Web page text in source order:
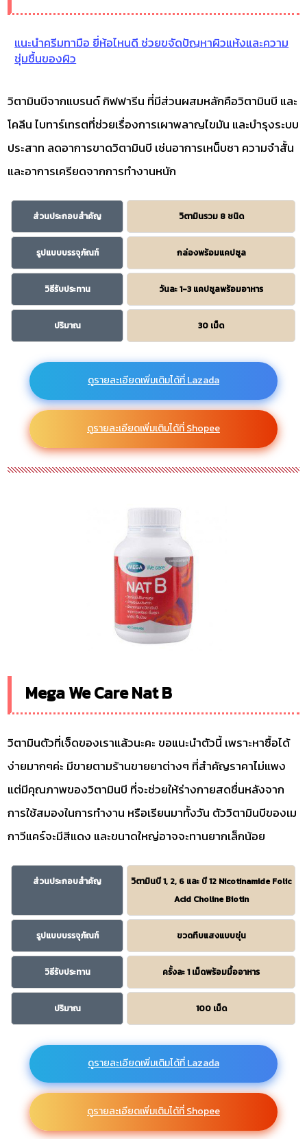
แนะนำครีมทามือ ยี่ห้อไหนดี ช่วยขจัดปัญหาผิวแห้งและความ
ชุ่มชื้นของผิว
วิตามินบีจากแบรนด์ กิฟฟารีน ที่มีส่วนผสมหลักคือวิตามินบี และ
โคลีน ไบทาร์เทรตที่ช่วยเรื่องการเผาพลาญไขมัน และบำรุงระบบ
ประสาท ลดอาการขาดวิตามินบี เช่นอาการเหน็บชา ความจำสั้น
และอาการเครียดจากการทำงานหนัก
ส่วนประกอบสำคัญ วิตามินรวม 8 ชนิด
รูปแบบบรรจุภัณฑ์ กล่องพร้อมแคปซูล
วิธีรับประทาน วันละ 1-3 แคปซูลพร้อมอาหาร
ปริมาณ 30 เม็ด
ดูรายละเอียดเพิ่มเติมได้ที่ Lazada
ดูรายละเอียดเพิ่มเติมได้ที่ Shopee
Mega We Care Nat B
วิตามินตัวที่เจ็ดของเราแล้วนะคะ ขอแนะนำตัวนี้ เพราะหาซื้อได้
ง่ายมากๆค่ะ มีขายตามร้านขายยาต่างๆ ที่สำคัญราคาไม่แพง
แต่มีคุณภาพของวิตามินบี ที่จะช่วยให้ร่างกายสดชื่นหลังจาก
การใช้สมองในการทำงาน หรือเรียนมาทั้งวัน ตัววิตามินบีของเม
กาวีแคร์จะมีสีแดง และขนาดใหญ่อาจจะทานยากเล็กน้อย
ส่วนประกอบสำคัญ
วิตามินบี 1, 2, 6 และ บี 12 Nicotinamide Folic
Acid Choline Biotin
รูปแบบบรรจุภัณฑ์ ขวดทึบแสงแบบขุ่น
วิธีรับประทาน ครั้งละ 1 เม็ดพร้อมมื้ออาหาร
ปริมาณ 100 เม็ด
ดูรายละเอียดเพิ่มเติมได้ที่ Lazada
ดูรายละเอียดเพิ่มเติมได้ที่ Shopee